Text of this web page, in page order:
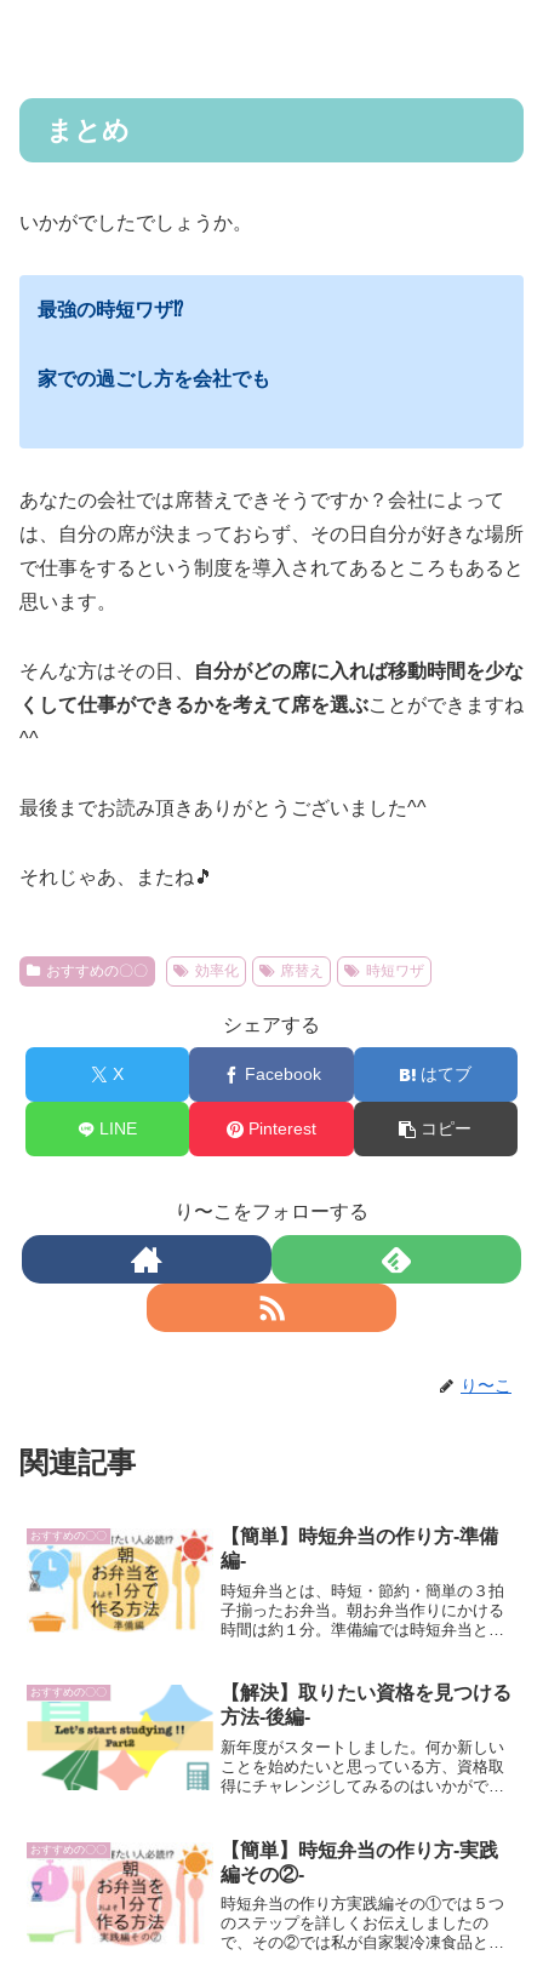
まとめ
いかがでしたでしょうか。
最強の時短ワザ⁉︎
家での過ごし方を会社でも
あなたの会社では席替えできそうですか？会社によって
は、自分の席が決まっておらず、その日自分が好きな場所
で仕事をするという制度を導入されてあるところもあると
思います。
そんな方はその日、
自分がどの席に入れば移動時間を少な
くして仕事ができるかを考えて席を選ぶことができますね
^^
最後までお読み頂きありがとうございました^^
それじゃあ、またね🎵
おすすめの〇〇 効率化 席替え 時短ワザ
シェアする
X Facebook はてブ
LINE Pinterest コピー
り〜こをフォローする
り〜こ
関連記事
おすすめの〇〇
【簡単】時短弁当の作り方-準備
編-
時短弁当とは、時短・節約・簡単の３拍
子揃ったお弁当。朝お弁当作りにかける
時間は約１分。準備編では時短弁当とは
知って欲しいことをまとめました。実践
編の前にお読み下さいね。
おすすめの〇〇
【解決】取りたい資格を見つける
方法-後編-
新年度がスタートしました。何か新しい
ことを始めたいと思っている方、資格取
得にチャレンジしてみるのはいかがでし
前編でお伝えした２ステップにつづく後
半の３〜５のステップを紹介しました。
おすすめの〇〇
【簡単】時短弁当の作り方-実践
編その②-
時短弁当の作り方実践編その①では５つ
のステップを詳しくお伝えしましたの
で、その②では私が自家製冷凍食品とし